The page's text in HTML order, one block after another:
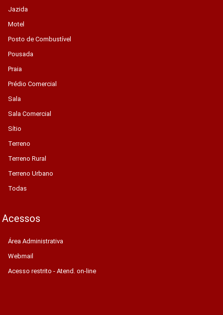
Jazida
Motel
Posto de Combustível
Pousada
Praia
Prédio Comercial
Sala
Sala Comercial
Sítio
Terreno
Terreno Rural
Terreno Urbano
Todas
Acessos
Área Administrativa
Webmail
Acesso restrito - Atend. on-line